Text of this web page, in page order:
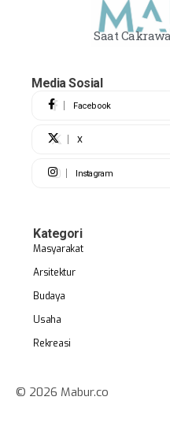
Saat
Media Sosial
Facebook
X
Instagram
Kategori
Masyarakat
Arsitektur
Budaya
Usaha
Rekreasi
© 2026 Mabur.co